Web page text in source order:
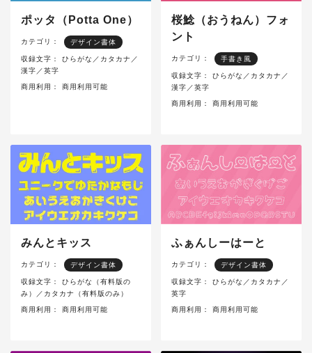
ポッタ（Potta One）
カテゴリ： デザイン書体
収録文字：
ひらがな／カタカナ／
漢字／英字
商用利用： 商用利用可能
桜鯰（おうねん）フォ
ント
カテゴリ： 手書き風
収録文字：
ひらがな／カタカナ／
漢字／英字
商用利用： 商用利用可能
みんとキッス
カテゴリ： デザイン書体
収録文字：
ひらがな（有料版の
み）／カタカナ（有料版のみ）
商用利用： 商用利用可能
ふぁんしーはーと
カテゴリ： デザイン書体
収録文字：
ひらがな／カタカナ／
英字
商用利用： 商用利用可能